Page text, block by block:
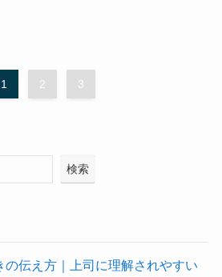
1 2 3
検索
の伝え方｜上司に理解されやすい